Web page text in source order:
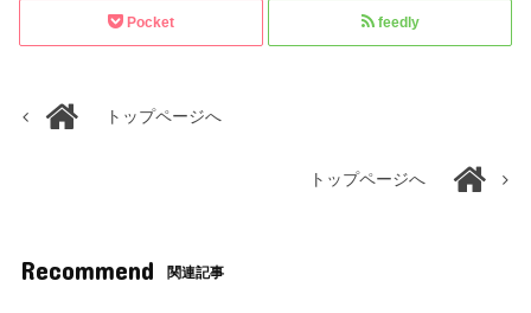
Pocket feedly
トップページへ
トップページへ
Recommend 関連記事